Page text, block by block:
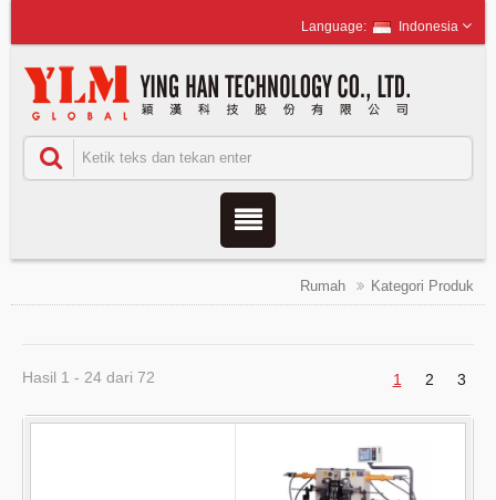
Indonesia
Rumah Kategori Produk
Hasil 1 - 24 dari 72 1 2 3